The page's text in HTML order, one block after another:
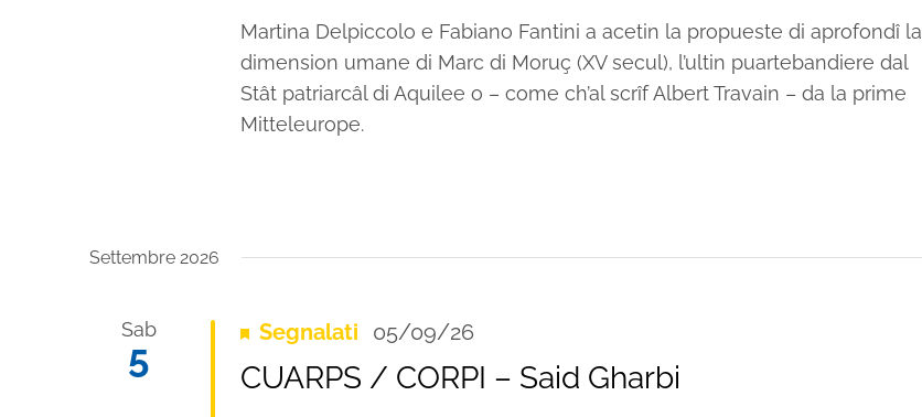
Martina Delpiccolo e Fabiano Fantini a acetin la propueste di aprofondî la
dimension umane di Marc di Moruç (XV secul), l’ultin puartebandiere dal
Stât patriarcâl di Aquilee o – come ch’al scrîf Albert Travain – da la prime
Mitteleurope.
Settembre 2026
Sab
5
Segnalati 05/09/26
CUARPS / CORPI – Said Gharbi